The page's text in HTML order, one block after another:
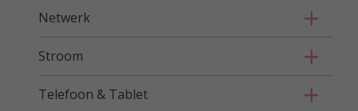
Netwerk
Stroom
Telefoon & Tablet